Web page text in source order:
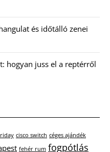
és időtálló zenei
hogyan juss el a reptérről
cisco switch céges ajándék
fehér rum fogpótlás